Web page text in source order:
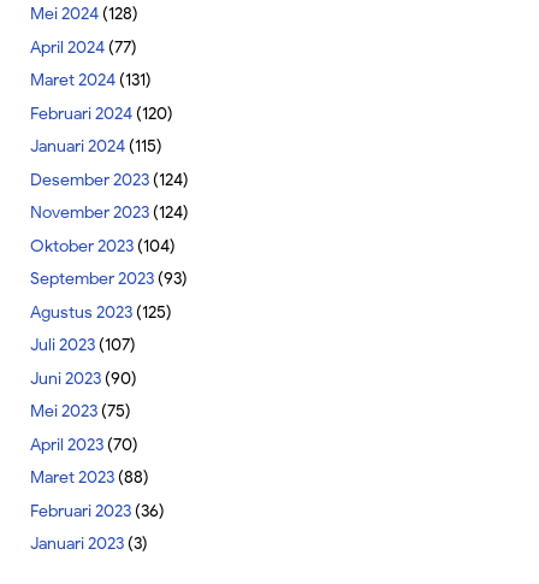
Mei 2024(128)
April 2024(77)
Maret 2024(131)
Februari 2024(120)
Januari 2024(115)
Desember 2023(124)
November 2023(124)
Oktober 2023(104)
September 2023(93)
Agustus 2023(125)
Juli 2023(107)
Juni 2023(90)
Mei 2023(75)
April 2023(70)
Maret 2023(88)
Februari 2023(36)
Januari 2023(3)